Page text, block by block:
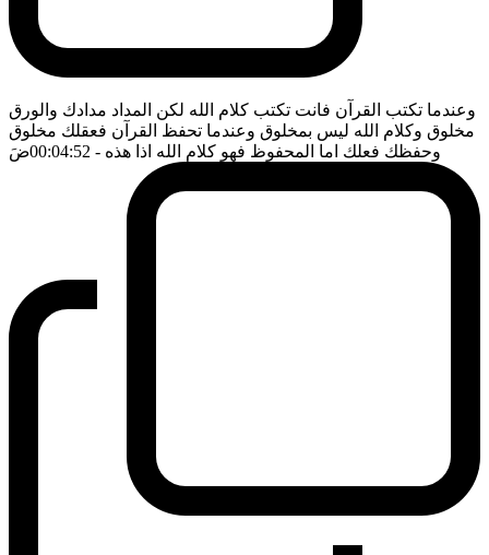
وعندما تكتب القرآن فانت تكتب كلام الله لكن المداد مدادك والورق
مخلوق وكلام الله ليس بمخلوق وعندما تحفظ القرآن فعقلك مخلوق
وحفظك فعلك اما المحفوظ فهو كلام الله اذا هذه - 00:04:52 ضَ